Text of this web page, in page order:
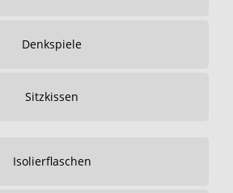
Denkspiele
Sitzkissen
Isolierflaschen